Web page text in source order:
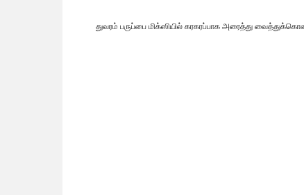
துவரம் பருப்பை மிக்ஸியில் கரகரப்பாக அரைத்து